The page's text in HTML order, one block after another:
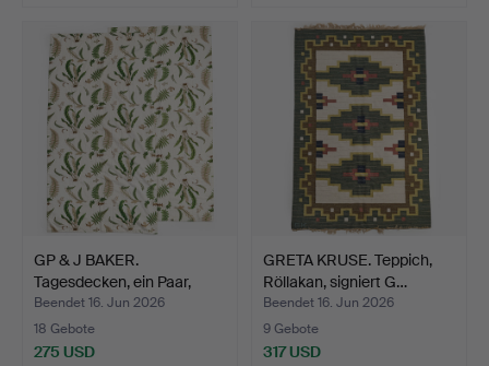
GP & J BAKER.
Tagesdecken, ein Paar,
"Sten…
Beendet 16. Jun 2026
18 Gebote
275 USD
GRETA KRUSE. Teppich,
Röllakan, signiert G…
Beendet 16. Jun 2026
9 Gebote
317 USD